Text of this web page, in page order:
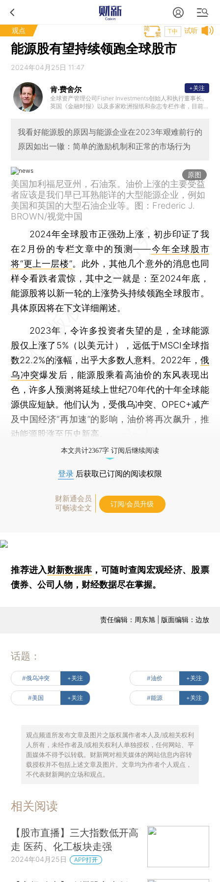
观点 试听
T中
能源股有望持续领跑全球股市
2024年04月25日 11:47
肯·费舍尔
全球资产管理公司Fisher Investments创始人和执行董事长。
英国《金融时报》以及多家欧洲报纸和杂志专栏作者，目前
+关注
我看好能源股的原因与能源企业在2023年艰难前行的
原因如出一辙：简单的激励机制和正常的市场行为
原图
美国加利福尼亚州，石油泵。油价上涨的主要受益
者应该是我们早已耳熟能详的大型能源企业，例如
美国和英国的大型石油企业等。图：Frederic J.
BROWN/视觉中国
2024年全球股市正强劲上涨，初步印证了我
在2月份的专栏文章中的预测——今年全球股市
将“更上一层楼”。此外，其他几个意外的消息也同
样令看跌者震惊，其中之一就是：至2024年底，
能源股将以新一轮的上涨势头持续领跑全球股市。
具体原因将在下文详细阐述。
2023年，令许多投资者失望的是，全球能源
股仅上涨了5%（以美元计），远低于MSCI全球指
数22.2%的涨幅，出乎大多数人意料。2022年， 俄
乌冲突爆发后，能源股乘着高油价的东风表现出
色，许多人预测将延续上世纪70年代的十年全球能
源供应短缺。他们认为，受俄乌冲突、OPEC+减产
及中国经济“再加速”的影响，油价将再次飙升，推
动能源股涨至历史新高。
本文共计2367字 订阅后继续阅读
登录 后获取已订阅的阅读权限
财新通会员
可畅读全文
订阅/会员升级
推荐进入财新数据库 ，可随时查阅宏观经济、股票
债券、公司人物，财经数据尽在掌握。
责任编辑：周东旭 | 版面编辑：边放
话题：
#俄乌冲突 +关注 #油价 +关注
#美国 +关注 #能源 +关注
观点频道所发布文章及图片之版权属作者本人及/或相关权利
人所有，未经作者及/或相关权利人单独授权，任何网站、平
面媒体不得予以转载。财新网对相关媒体的网站信息内容转
载授权并不包括上述文章及图片。文章均为作者个人观点，
不代表财新网的立场和观点。
相关阅读
【股市直播】三大指数低开高
走 医药、化工板块走强
2024年04月25日 APP打开